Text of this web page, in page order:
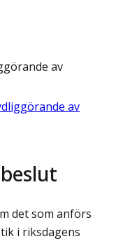
av
av
det som anförs
i riksdagens